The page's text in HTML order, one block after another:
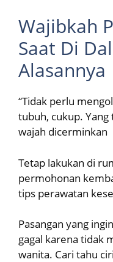
Wajibkah
Saat Di
Alasannya
“Tidak perlu
tubuh, cukup.
wajah dicerminkan
Tetap lakukan di
permohonan
tips perawatan
Pasangan yang
gagal karena tidak
wanita. Cari tahu